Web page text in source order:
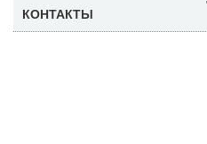
КОНТАКТЫ